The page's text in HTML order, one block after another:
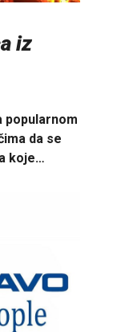
iz
popularnom
da se
koje…